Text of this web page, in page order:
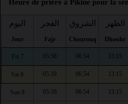
Heure de prière à Pikine pour la
اليوم
Jour
الفجر
Fajr
الشروق
Chourouq
الظهر
Dhouhr
Fri 7 05:38 06:54 13:15
Sat 8 05:39 06:54 13:15
Sun 9 05:39 06:54 13:15